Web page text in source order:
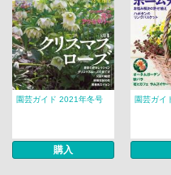
園芸ガイド 2021年冬号
購入
園芸ガイ